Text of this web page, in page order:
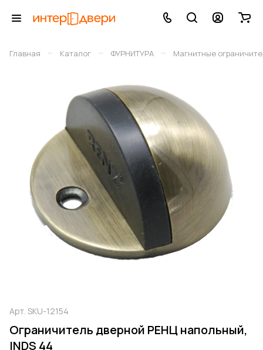
Главная – Каталог – ФУРНИТУРА – Магнитные
Арт. SKU-12154
Ограничитель дверной РЕНЦ напольный,
INDS 44